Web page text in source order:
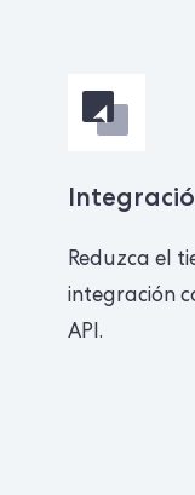
Reduzca el
integración
API.